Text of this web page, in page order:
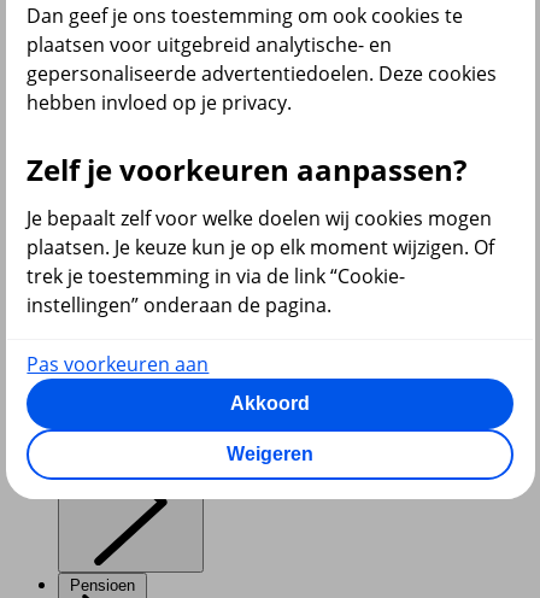
VvE en Vastgoed
Pensioen
Dan geef je ons toestemming om ook cookies te
plaatsen voor uitgebreid analytische- en
gepersonaliseerde advertentiedoelen. Deze cookies
hebben invloed op je privacy.
Zelf je voorkeuren aanpassen?
Je bepaalt zelf voor welke doelen wij cookies mogen
plaatsen. Je keuze kun je op elk moment wijzigen. Of
trek je toestemming in via de link “Cookie-
instellingen” onderaan de pagina.
Pas voorkeuren aan
Akkoord
Weigeren